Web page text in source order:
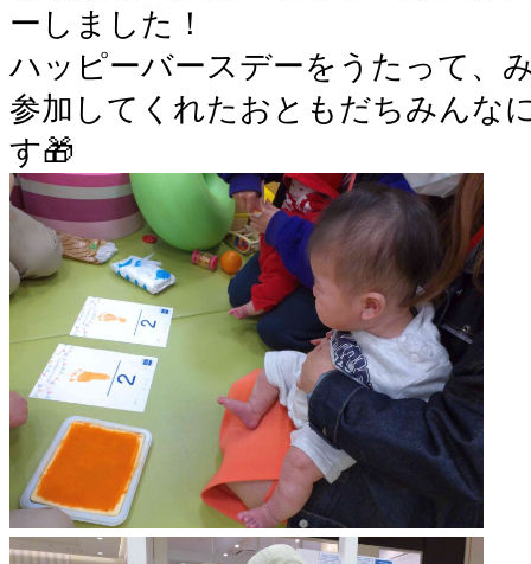
ーしました！
ハッピーバースデーをうたって、
参加してくれたおともだちみんな
す🎁